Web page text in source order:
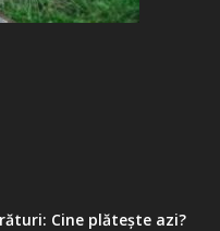
Cine plătește azi?